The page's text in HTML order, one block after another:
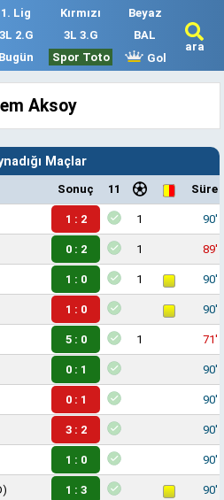
1. Lig Kırmızı
Beyaz
3L 2.G 3L 3.G
BAL
Bugün Spor Toto Gol
ara
Aksoy
Maçlar
Sonuç 11 Süre
1 : 2 1 90'
0 : 2 1 89'
1 : 0 1 90'
1 : 0 90'
5 : 0 1 71'
0 : 1 90'
0 : 1 90'
3 : 2 90'
1 : 0 90'
1 : 3 90'